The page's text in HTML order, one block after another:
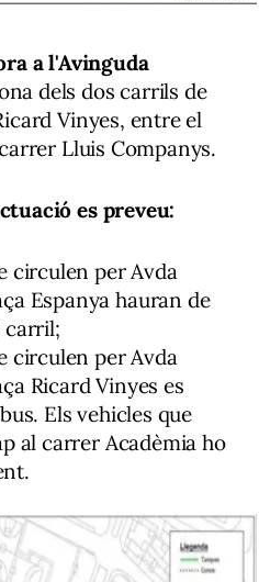
a l'Avinguda
dels dos carrils de
Vinyes, entre el
Lluis Companys.
es preveu:
circulen per Avda
Espanya hauran de
carril;
circulen per Avda
Ricard Vinyes es
Els vehicles que
al carrer Acadèmia ho